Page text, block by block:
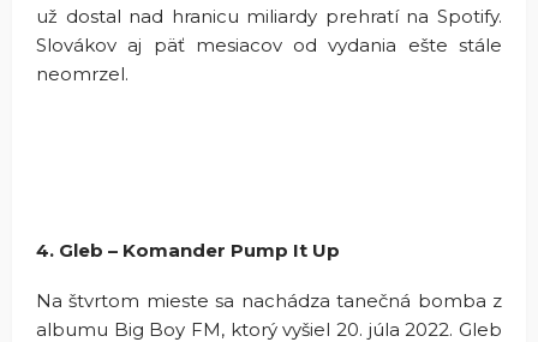
už dostal nad hranicu miliardy prehratí na Spotify.
Slovákov aj päť mesiacov od vydania ešte stále
neomrzel.
4. Gleb – Komander Pump It Up
Na štvrtom mieste sa nachádza tanečná bomba z
albumu Big Boy FM, ktorý vyšiel 20. júla 2022. Gleb